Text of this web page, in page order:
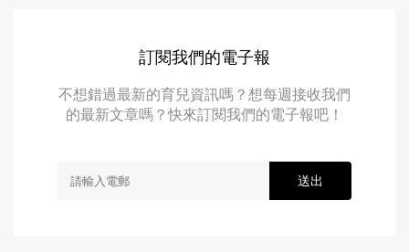
訂閱我們的電子報
不想錯過最新的育兒資訊嗎？想每週接收我們
的最新文章嗎？快來訂閱我們的電子報吧！
送出